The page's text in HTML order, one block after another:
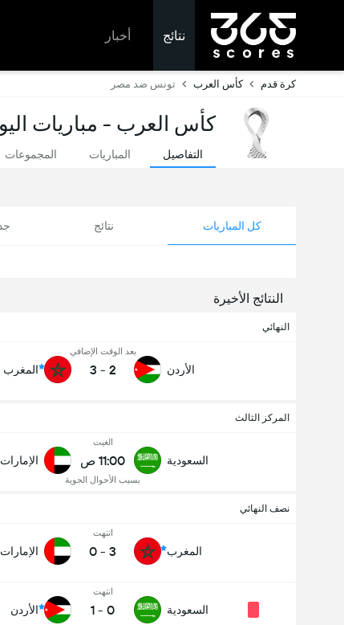
نتائج أخبار
كرة قدم كأس العرب تونس ضد مصر
كأس العرب - مباريات
التفاصيل المباريات المجموعات
كل المباريات نتائج
النتائج الأخيرة
النهائي
الأردن
بعد الوقت الإضافي
2
-
3 المغرب
المركز الثالث
السعودية
الغيت
11:00 ص
بسبب الأحوال الجوية
الإمارات
نصف النهائي
المغرب
انتهت
3
-
0 الإمارات
السعودية
انتهت
0
-
1 الأردن